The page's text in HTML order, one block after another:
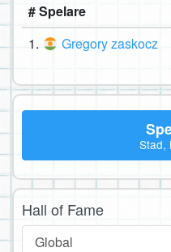
# Spelare
1.
Gregory zaskocz
Stad,
Hall of Fame
Global